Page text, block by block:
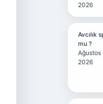
2026
Avcılık
mu ?
Ağustos
2026